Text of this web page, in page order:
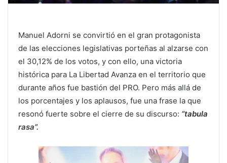
Manuel Adorni se convirtió en el gran protagonista
de las elecciones legislativas porteñas al alzarse con
el 30,12% de los votos, y con ello, una victoria
histórica para La Libertad Avanza en el territorio que
durante años fue bastión del PRO. Pero más allá de
los porcentajes y los aplausos, fue una frase la que
resonó fuerte sobre el cierre de su discurso: “tabula
rasa”.